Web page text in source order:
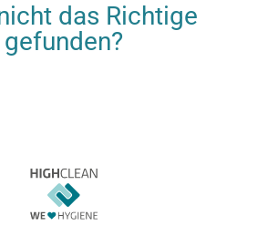
das Richtige
gefunden?